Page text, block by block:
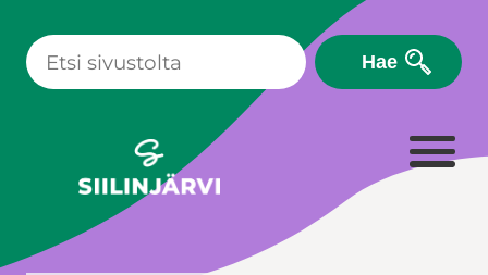
sisältöön
Hae